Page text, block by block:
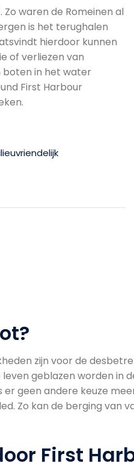
waren de Romeinen al
is het terughalen
hierdoor kunnen
of verliezen van
boten in het water
First Harbour
zijn voor de
geblazen worden in
geen andere keuze
Zo kan de berging van
First